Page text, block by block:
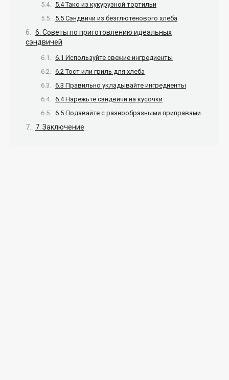
5.4 Тако из кукурузной тортильи
5.5 Сэндвичи из безглютенового хлеба
6. Советы по приготовлению идеальных
сэндвичей
6.1 Используйте свежие ингредиенты
6.2 Тост или гриль для хлеба
6.3 Правильно укладывайте ингредиенты
6.4 Нарежьте сэндвичи на кусочки
6.5 Подавайте с разнообразными приправами
7. Заключение